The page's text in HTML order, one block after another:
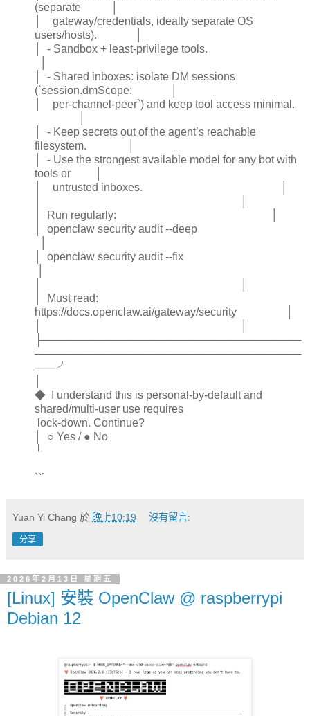
(separate │
│ gateway/credentials, ideally separate OS
users/hosts). │
│ - Sandbox + least-privilege tools.
│ - Shared inboxes: isolate DM sessions
(`session.dmScope: │
│ per-channel-peer`) and keep tool access minimal.
│ - Keep secrets out of the agent’s reachable
filesystem. │
│ - Use the strongest available model for any bot with
tools or │
│ untrusted inboxes. │
│ Run regularly: │
│ openclaw security audit --deep
│ openclaw security audit --fix
│ Must read:
https://docs.openclaw.ai/gateway/security │
├──────────────────────────────────
───────────────────────────────────
───╯
◆ I understand this is personal-by-default and
shared/multi-user use requires
lock-down. Continue?
│ ○ Yes / ● No
└
```
Yuan Yi Chang 於 晚上10:19 沒有留言:
分享
2026年2月13日 星期五
[Linux] 安裝 OpenClaw @ raspberrypi
Debian 12